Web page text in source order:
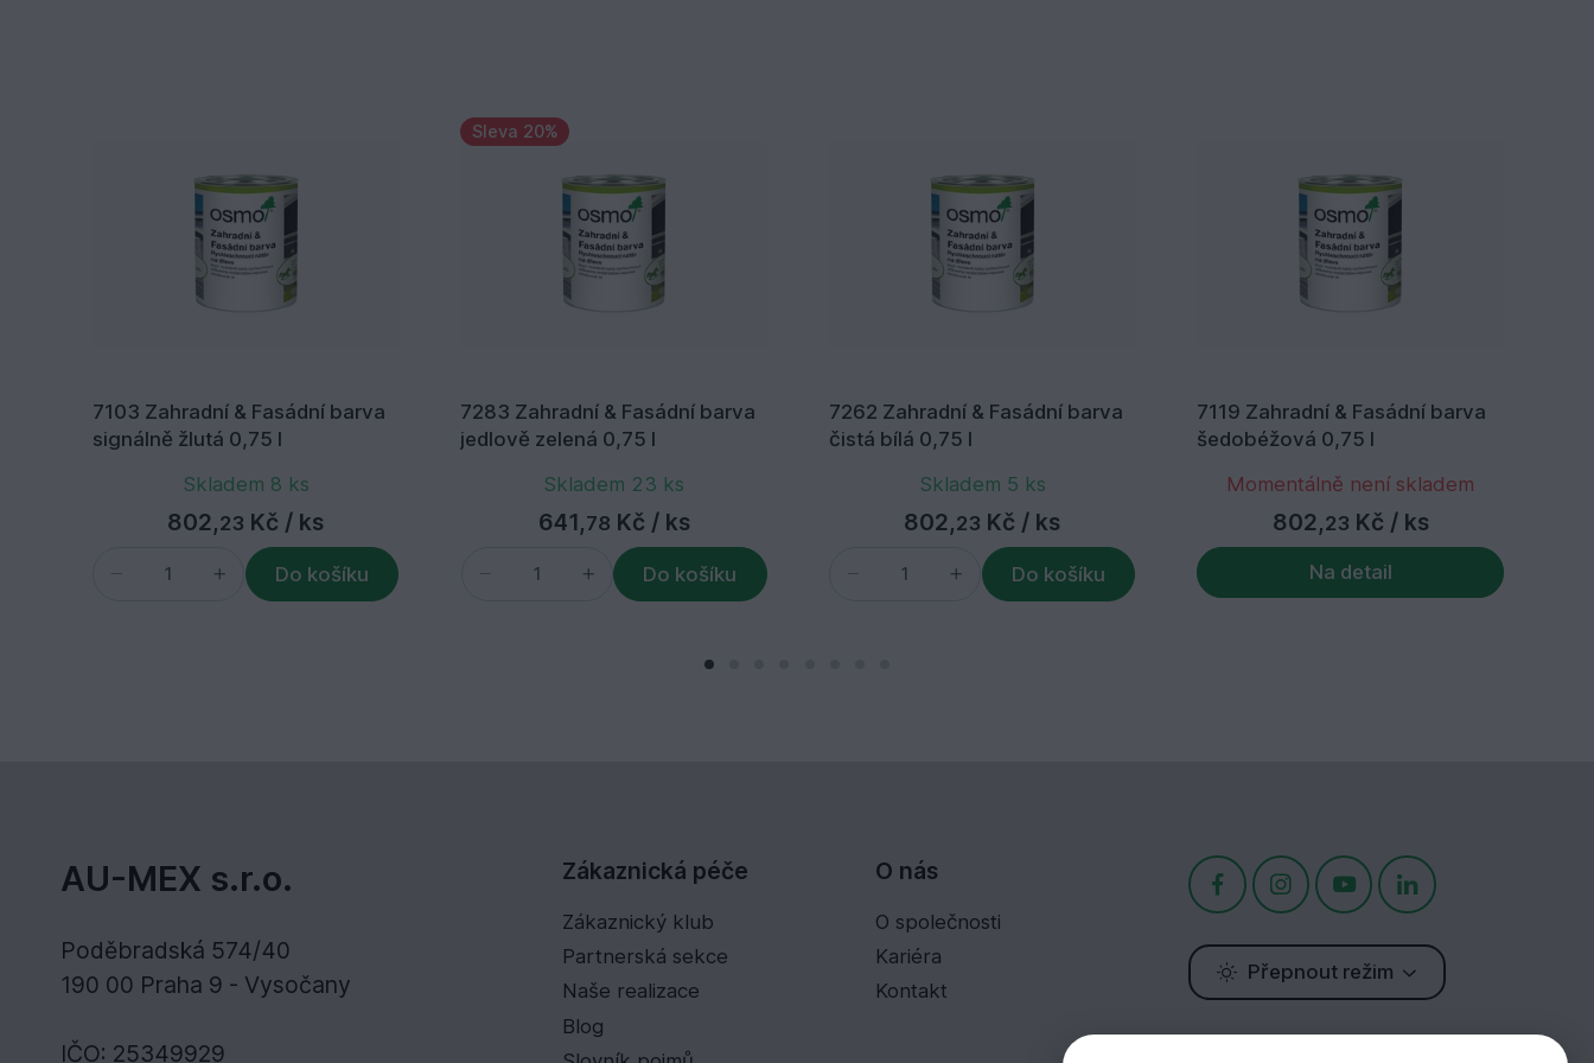
7103 Zahradní & Fasádní barva
signálně žlutá 0,75 l
Skladem 8 ks
802,23 Kč / ks
Do košíku
Sleva 20%
7283 Zahradní & Fasádní barva
jedlově zelená 0,75 l
Skladem 23 ks
641,78 Kč / ks
Do košíku
7262 Zahradní & Fasádní barva
čistá bílá 0,75 l
Skladem 5 ks
802,23 Kč / ks
Do košíku
7119 Zahradní & Fasádní barva
šedobéžová 0,75 l
Momentálně není skladem
802,23 Kč / ks
Na detail
AU-MEX s.r.o.
Poděbradská 574/40
190 00 Praha 9 - Vysočany
IČO: 25349929
Zákaznická péče
Zákaznický klub
Partnerská sekce
Naše realizace
Blog
O nás
O společnosti
Kariéra
Kontakt
Přepnout režim